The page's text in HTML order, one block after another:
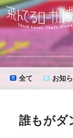
全て お知
誰もがダ